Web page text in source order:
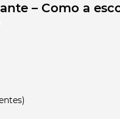
– Como a